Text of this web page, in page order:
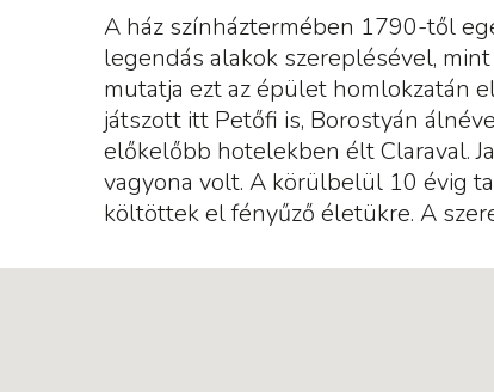
A ház színháztermében 1790-től
legendás alakok szereplésével,
mutatja ezt az épület homlokzatán
játszott itt Petőfi is, Borostyán
előkelőbb hotelekben élt Claraval.
vagyona volt. A körülbelül 10 évig
költöttek el fényűző életükre. A